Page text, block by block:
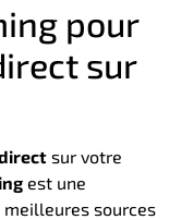
pour
sur
sur votre
est une
sources